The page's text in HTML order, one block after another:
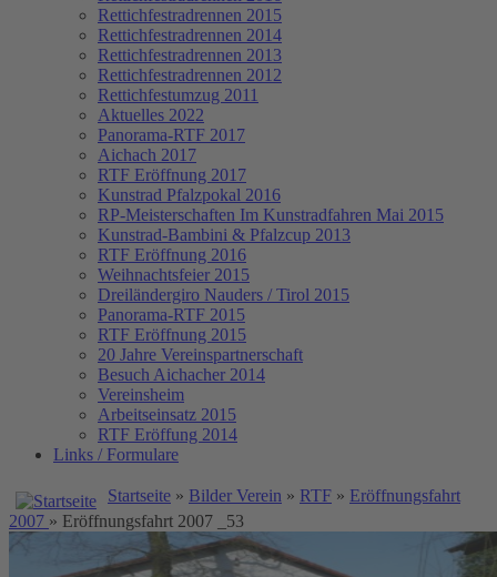
Rettichfestradrennen 2015
Rettichfestradrennen 2014
Rettichfestradrennen 2013
Rettichfestradrennen 2012
Rettichfestumzug 2011
Aktuelles 2022
Panorama-RTF 2017
Aichach 2017
RTF Eröffnung 2017
Kunstrad Pfalzpokal 2016
RP-Meisterschaften Im Kunstradfahren Mai 2015
Kunstrad-Bambini & Pfalzcup 2013
RTF Eröffnung 2016
Weihnachtsfeier 2015
Dreiländergiro Nauders / Tirol 2015
Panorama-RTF 2015
RTF Eröffnung 2015
20 Jahre Vereinspartnerschaft
Besuch Aichacher 2014
Vereinsheim
Arbeitseinsatz 2015
RTF Eröffung 2014
Links / Formulare
Startseite » Bilder Verein » RTF » Eröffnungsfahrt
2007 » Eröffnungsfahrt 2007 _53